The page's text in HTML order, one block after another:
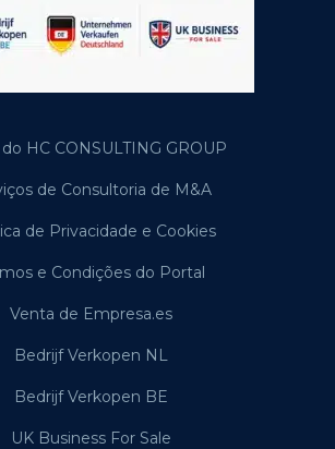
HC CONSULTING GROUP
de Consultoria de M&A
de Privacidade e Cookies
e Condições do Portal
Venta de Empresa.es
Bedrijf Verkopen NL
Bedrijf Verkopen BE
UK Business For Sale